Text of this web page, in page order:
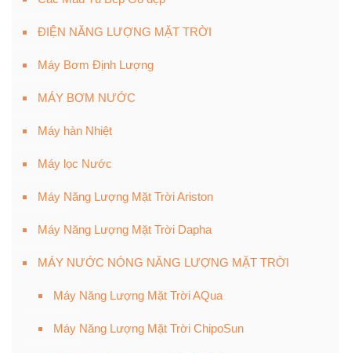
ĐIỆN NĂNG LƯỢNG MẶT TRỜI
Máy Bơm Định Lượng
MÁY BƠM NƯỚC
Máy hàn Nhiệt
Máy lọc Nước
Máy Năng Lượng Mặt Trời Ariston
Máy Năng Lượng Mặt Trời Dapha
MÁY NƯỚC NÓNG NĂNG LƯỢNG MẶT TRỜI
Máy Năng Lượng Mặt Trời AQua
Máy Năng Lượng Mặt Trời ChipoSun